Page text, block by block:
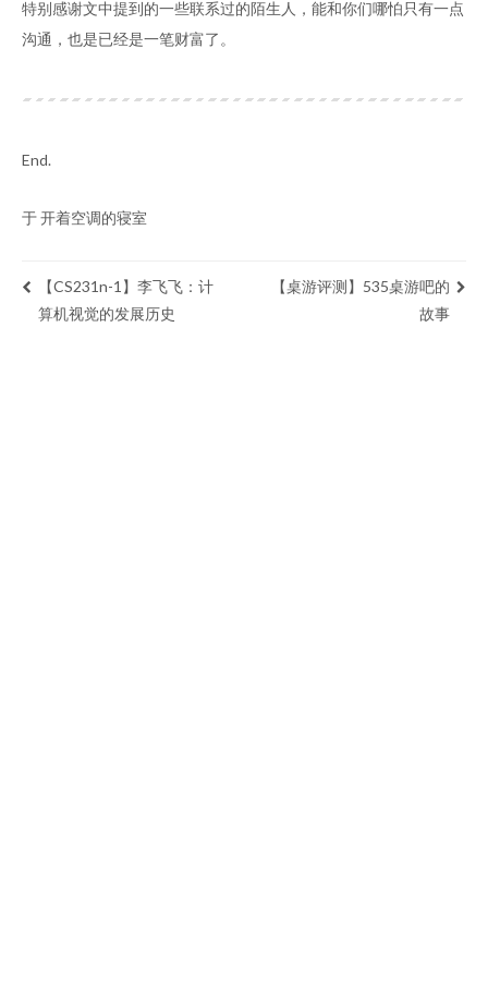
特别感谢文中提到的一些联系过的陌生人，能和你们哪怕只有一点
沟通，也是已经是一笔财富了。
End.
于 开着空调的寝室
【CS231n-1】李飞飞：计
算机视觉的发展历史
【桌游评测】535桌游吧的
故事